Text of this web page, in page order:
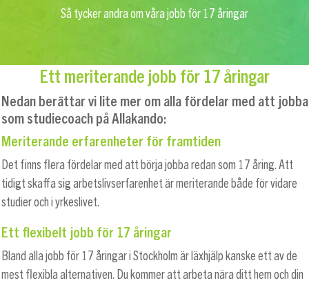
Så tycker andra om våra jobb för 17 åringar
Ett meriterande jobb för 17 åringar
Nedan berättar vi lite mer om alla fördelar med att jobba
som studiecoach på Allakando:
Meriterande erfarenheter för framtiden
Det finns flera fördelar med att börja jobba redan som 17 åring. Att
tidigt skaffa sig arbetslivserfarenhet är meriterande både för vidare
studier och i yrkeslivet.
Ett flexibelt jobb för 17 åringar
Bland alla jobb för 17 åringar i Stockholm är läxhjälp kanske ett av de
mest flexibla alternativen. Du kommer att arbeta nära ditt hem och din